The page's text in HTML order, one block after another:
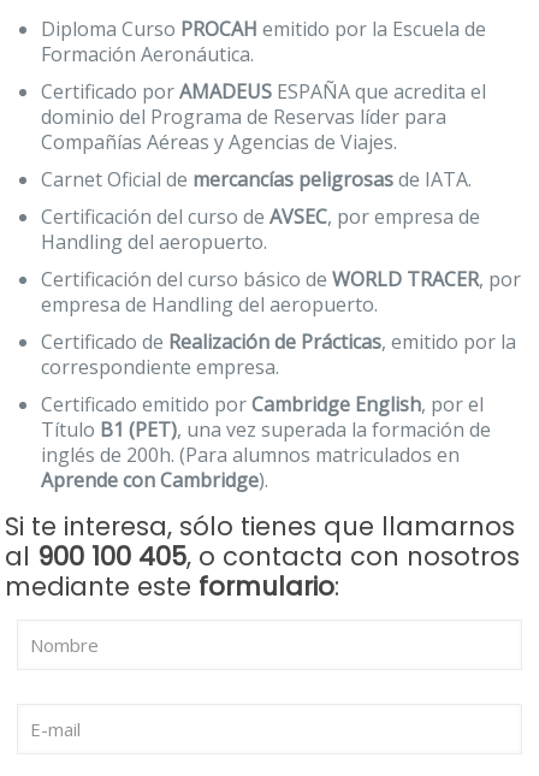
Diploma Curso PROCAH emitido por la Escuela de
Formación Aeronáutica.
Certificado porAMADEUS ESPAÑA que acredita el
dominio del Programa de Reservas líder para
Compañías Aéreas y Agencias de Viajes.
Carnet Oficial de mercancías peligrosasde IATA.
Certificación del curso deAVSEC, por empresa de
Handling del aeropuerto.
Certificación del curso básico deWORLD TRACER, por
empresa de Handling del aeropuerto.
Certificado de Realización de Prácticas, emitido por la
correspondiente empresa.
Certificado emitido porCambridge English, por el
Título B1 (PET), una vez superada la formación de
inglés de 200h. (Para alumnos matriculados en
Aprende con Cambridge).
Si te interesa, sólo tienes que llamarnos
al 900 100 405, o contacta con nosotros
mediante este formulario: